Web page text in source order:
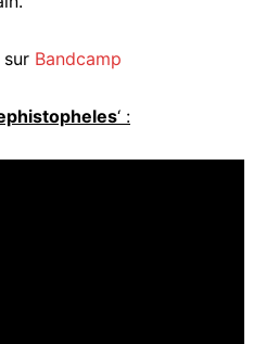
sur Bandcamp
‘ :